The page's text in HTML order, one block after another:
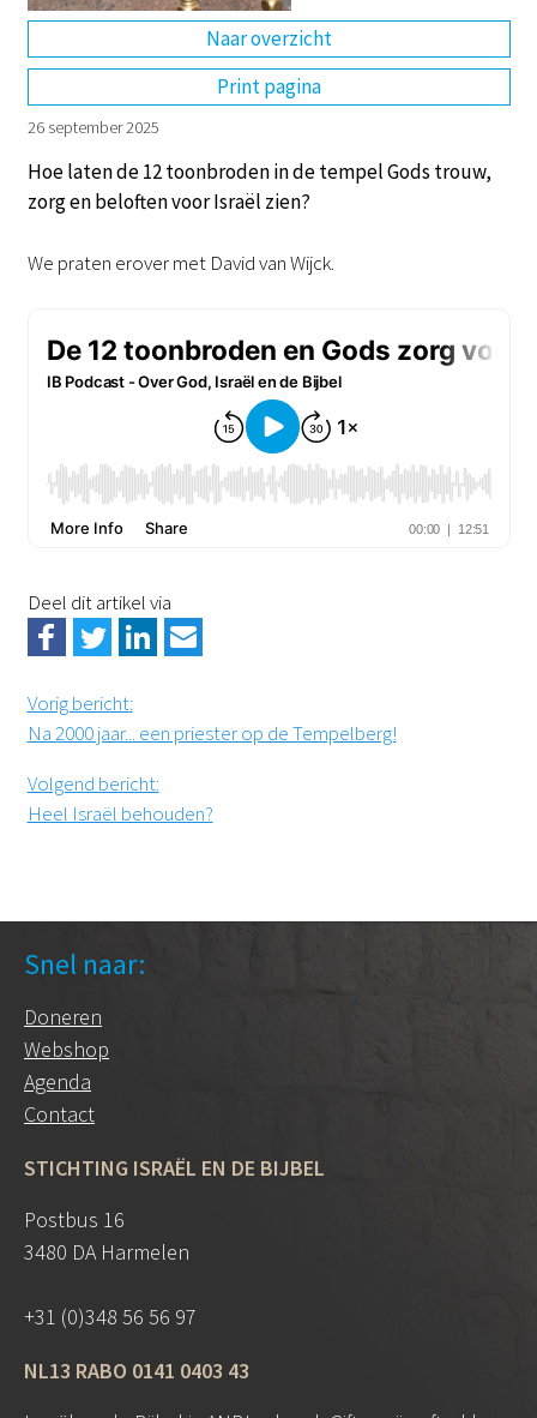
Naar overzicht
Print pagina
26 september 2025
Hoe laten de 12 toonbroden in de tempel Gods trouw,
zorg en beloften voor Israël zien?
We praten erover met David van Wijck.
Deel dit artikel via
Vorig bericht:
Na 2000 jaar... een priester op de Tempelberg!
Volgend bericht:
Heel Israël behouden?
Snel naar:
Doneren
Webshop
Agenda
Contact
STICHTING ISRAËL EN DE BIJBEL
Postbus 16
3480 DA Harmelen
+31 (0)348 56 56 97
NL13 RABO 0141 0403 43